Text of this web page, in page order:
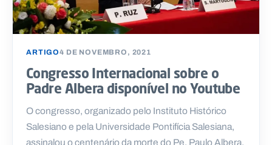
ARTIGO4 DE NOVEMBRO, 2021
Congresso Internacional sobre o
Padre Albera disponível no Youtube
O congresso, organizado pelo Instituto Histórico
Salesiano e pela Universidade Pontifícia Salesiana,